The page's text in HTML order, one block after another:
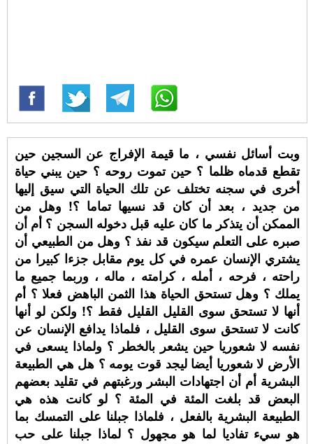
وبت أسائل نفسي ، ما قيمة الإفراج عن السجين حين
تقطع قدماه ظلما ؟ حين تموت روحه ؟ حين يبني حياة
أخرى في سجنه تختلف عن تلك الحياة التي سيق إليها
من جديد ، بعد أن كان قد نسيها تماما ؟! وهل من
الممكن أن يتذكر ما كان عليه قبل دخوله السجن ؟ أم أن
صبره على التعلم سيكون قد نفذ ؟ وهل من الطبيعي أن
يشتري الإنسان عمره في كل يوم مقابل جزءا كبيرا من
راحته ، فرحه ، أمله ، كرامته ، ماله ، وربما جميع ما
يملك ؟ وهل تستحق الحياة هذا الثمن الباهض فعلا ؟ أم
أنها لا تستحق سوى القليل القليل فقط ؟! ولكن لو أنها
كانت لا تستحق سوى القليل ، فلماذا يدافع الإنسان عن
نفسه لا شعوريا حين يشعر بالخطر ؟ ولماذا يسعى في
الأرض لا شعوريا أيضا ليجد قوت يومه ؟ هل هي الطبيعة
البشرية أم أن اجتهادات البشر ورغبتهم في تقليد بعضهم
البعض قد بلغت المئة في المئة ؟ لو كانت هذه هي
الطبيعة البشرية بالفعل ، فلماذا جبلنا على التمسك بما
هو سيء تفاديا لما هو مجهول ؟ لماذا جبلنا على حب